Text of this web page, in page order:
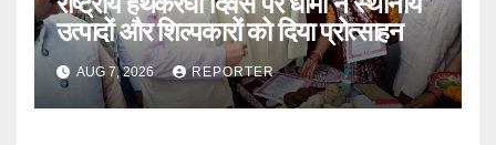
उत्पादों और शिल्पकारों को दिया प्रोत्साहन
AUG 7, 2026 REPORTER